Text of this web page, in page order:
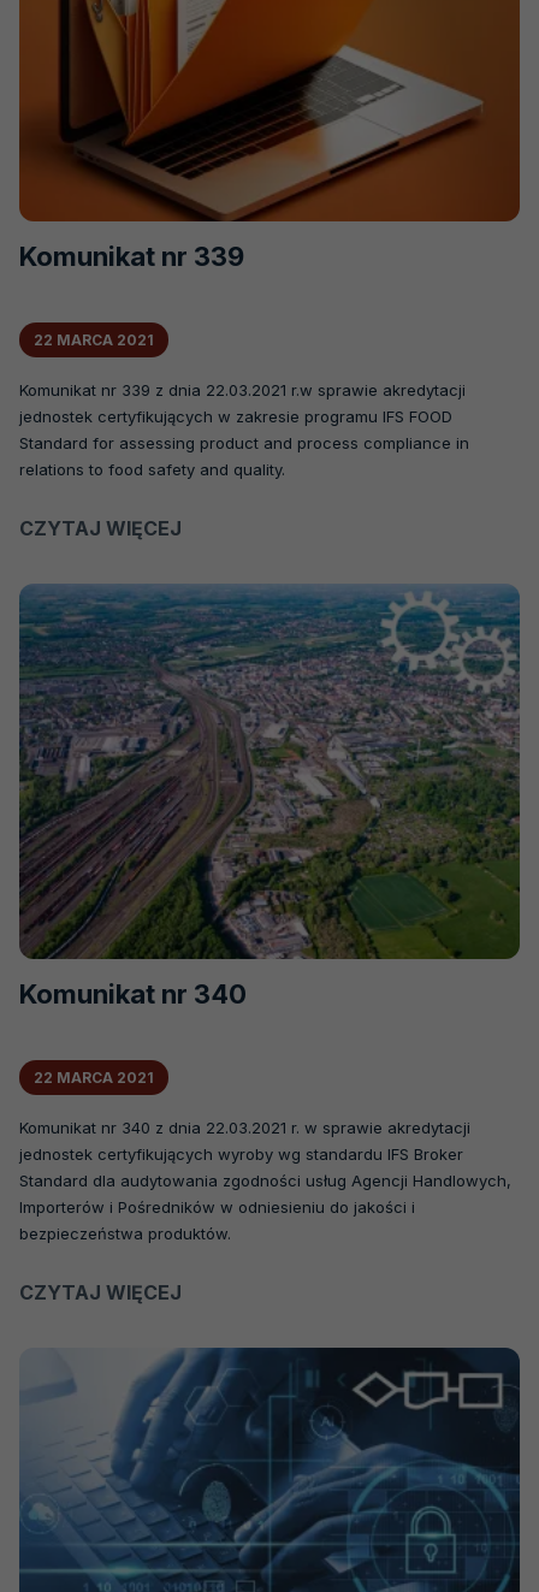
O nas
Kierownictwo
Aktualności
Dokumenty
Komunikaty
Współpraca międzynarodowa
Działania promocyjne
się
w
nowej
karcie
Kariera
Kontakt
Komunikat nr 339
22 MARCA 2021
Komunikat nr 339 z dnia 22.03.2021 r.w sprawie akredytacji
jednostek certyfikujących w zakresie programu IFS FOOD
Standard for assessing product and process compliance in
relations to food safety and quality.
CZYTAJ WIĘCEJ
NR
339
Komunikat nr 340
22 MARCA 2021
Komunikat nr 340 z dnia 22.03.2021 r. w sprawie akredytacji
jednostek certyfikujących wyroby wg standardu IFS Broker
Standard dla audytowania zgodności usług Agencji Handlowych,
Importerów i Pośredników w odniesieniu do jakości i
bezpieczeństwa produktów.
CZYTAJ WIĘCEJ
NR
340